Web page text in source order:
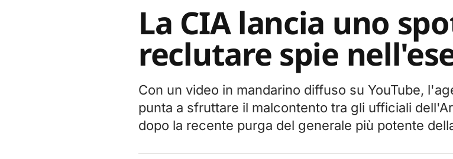
La CIA lancia uno
reclutare spie
Con un video in mandarino diffuso su YouTube,
punta a sfruttare il malcontento tra gli ufficiali
dopo la recente purga del generale più potente